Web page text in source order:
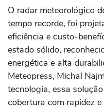
O radar meteorológico
tempo recorde, foi
eficiência e custo-
estado sólido,
energética e alta
Meteopress, Michal
tecnologia, essa
cobertura com rapidez